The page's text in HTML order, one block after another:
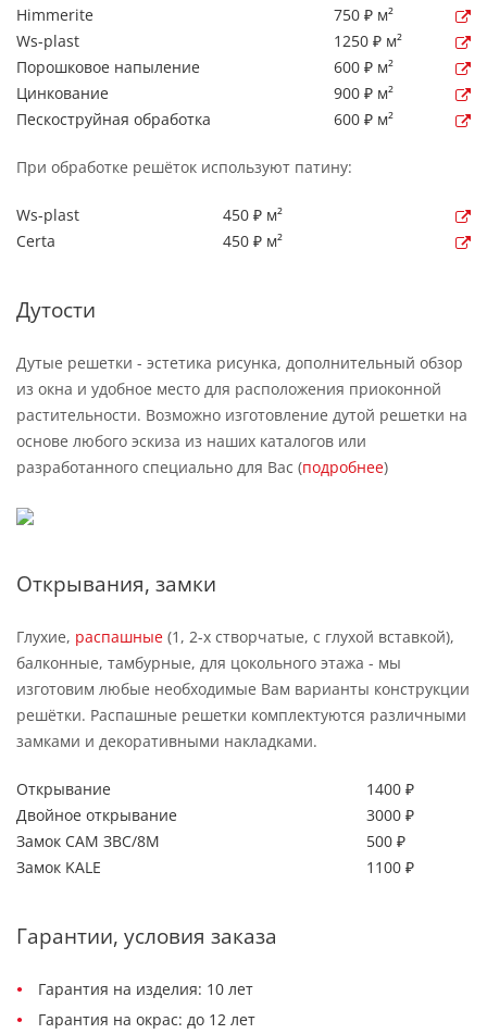
Himmerite
750 ₽ м²
Ws-plast
1250 ₽ м²
Порошковое напыление
600 ₽ м²
Цинкование
900 ₽ м²
Пескоструйная обработка
600 ₽ м²
При обработке решёток используют патину:
Ws-plast
450 ₽ м²
Certa
450 ₽ м²
Дутости
Дутые решетки - эстетика рисунка, дополнительный обзор
из окна и удобное место для расположения приоконной
растительности. Возможно изготовление дутой решетки на
основе любого эскиза из наших каталогов или
разработанного специально для Вас (подробнее)
Открывания, замки
Глухие, распашные (1, 2-х створчатые, с глухой вставкой),
балконные, тамбурные, для цокольного этажа - мы
изготовим любые необходимые Вам варианты конструкции
решётки. Распашные решетки комплектуются различными
замками и декоративными накладками.
Открывание
1400 ₽
Двойное открывание
3000 ₽
Замок САМ ЗВС/8М
500 ₽
Замок KALE
1100 ₽
Гарантии, условия заказа
Гарантия на изделия: 10 лет
Гарантия на окрас: до 12 лет